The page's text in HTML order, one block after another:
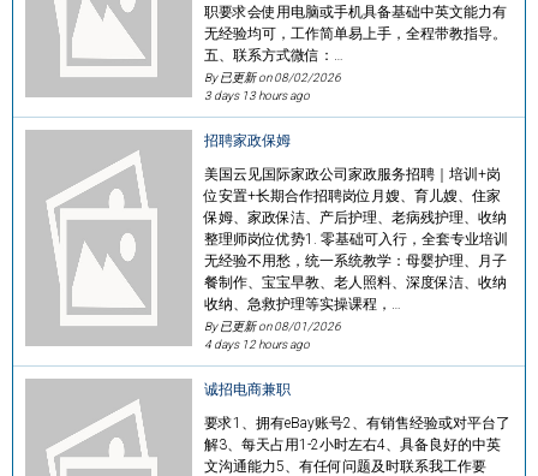
职要求会使用电脑或手机具备基础中英文能力有
无经验均可，工作简单易上手，全程带教指导。
五、联系方式微信：…
By 已更新 on08/02/2026
3 days 13 hours ago
招聘家政保姆
美国云见国际家政公司家政服务招聘｜培训+岗
位安置+长期合作招聘岗位月嫂、育儿嫂、住家
保姆、家政保洁、产后护理、老病残护理、收纳
整理师岗位优势1. 零基础可入行，全套专业培训
无经验不用愁，统一系统教学：母婴护理、月子
餐制作、宝宝早教、老人照料、深度保洁、收纳
收纳、急救护理等实操课程，…
By 已更新 on08/01/2026
4 days 12 hours ago
诚招电商兼职
要求1、拥有eBay账号2、有销售经验或对平台了
解3、每天占用1-2小时左右4、具备良好的中英
文沟通能力5、有任何问题及时联系我工作要